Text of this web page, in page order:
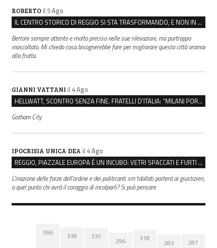
ROBERTO il 5 Ago
IL CENTRO STORICO DI REGGIO SI STA TRASFORMANDO, E NON IN MEGLIO
Bertoni sempre attento e molto preciso nelle sue rilevazioni, ma purtroppo
inascoltato. Mi chiedo cosa bisognerebbe fare per migliorare questa città oramai
alla frutta.
GIANNI VATTANI il 4 Ago
HELLWATT, SCONTRO SENZA FINE. FRATELLI D’ITALIA: “MILANI PORTA DOCUMENTI, DE FRANCO INSULTI”
Gotham City
IPOCRISIA UNICA DEA il 4 Ago
REGGIO, PIAZZALE EUROPA È UN INCUBO: VETRI SPACCATI E FURTI SULLE AUTO IN SOSTA
L'inazione delle forze dell'ordine e dei politicanti sm1dollati porterà ai giustizieri,
a quel punto chi avrà il coraggio di incolparli? Si può pensare
366 338 335
296 318 283 287